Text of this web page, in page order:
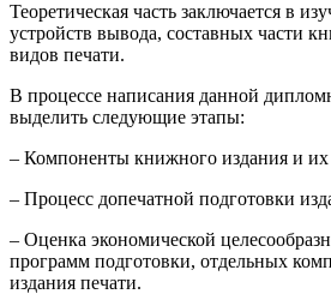
Теоретическая часть заключается в
устройств вывода, составных части
видов печати.
В процессе написания данной
выделить следующие этапы:
– Компоненты книжного издания и
– Процесс допечатной подготовки
– Оценка экономической
программ подготовки, отдельных
издания печати.